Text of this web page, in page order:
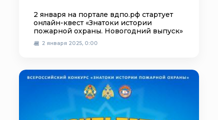
2 января на портале вдпо.рф стартует
онлайн-квест «Знатоки истории
пожарной охраны. Новогодний выпуск»
2 января 2025, 0:00